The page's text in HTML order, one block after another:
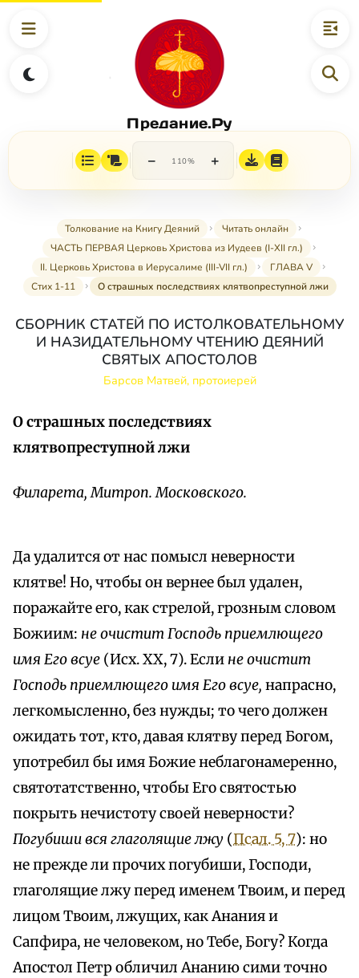
Предание.Ру
− 110% +
Толкование на Книгу Деяний
Читать онлайн
ЧАСТЬ ПЕРВАЯ Церковь Христова из Иудеев (I-XII гл.)
II. Церковь Христова в Иерусалиме (III-VII гл.)
ГЛАВА V
Стих 1-11
О страшных последствиях клятвопреступной лжи
СБОРНИК СТАТЕЙ ПО ИСТОЛКОВАТЕЛЬНОМУ
И НАЗИДАТЕЛЬНОМУ ЧТЕНИЮ ДЕЯНИЙ
СВЯТЫХ АПОСТОЛОВ
Барсов Матвей, протоиерей
О страшных последствиях
клятвопреступной лжи
Филарета, Митроп. Московского.
Да удалится от нас помысл неверности
клятве! Но, чтобы он вернее был удален,
поражайте его, как стрелой, грозным словом
Божиим: не очистит Господь приемлющего
имя Его всуе (Исх. XX, 7). Если не очистит
Господь приемлющего имя Его всуе, напрасно,
легкомысленно, без нужды; то чего должен
ожидать тот, кто, давая клятву перед Богом,
употребил бы имя Божие неблагонамеренно,
святотатственно, чтобы Его святостью
покрыть нечистоту своей неверности?
Погубиши вся глаголящие лжу (Псал. 5, 7): но
не прежде ли прочих погубиши, Господи,
глаголящие лжу перед именем Твоим, и перед
лицом Твоим, лжущих, как Анания и
Сапфира, не человеком, но Тебе, Богу? Когда
Апостол Петр обличил Ананию сими точно